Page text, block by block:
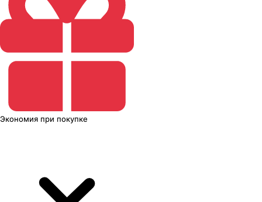
Экономия при покупке